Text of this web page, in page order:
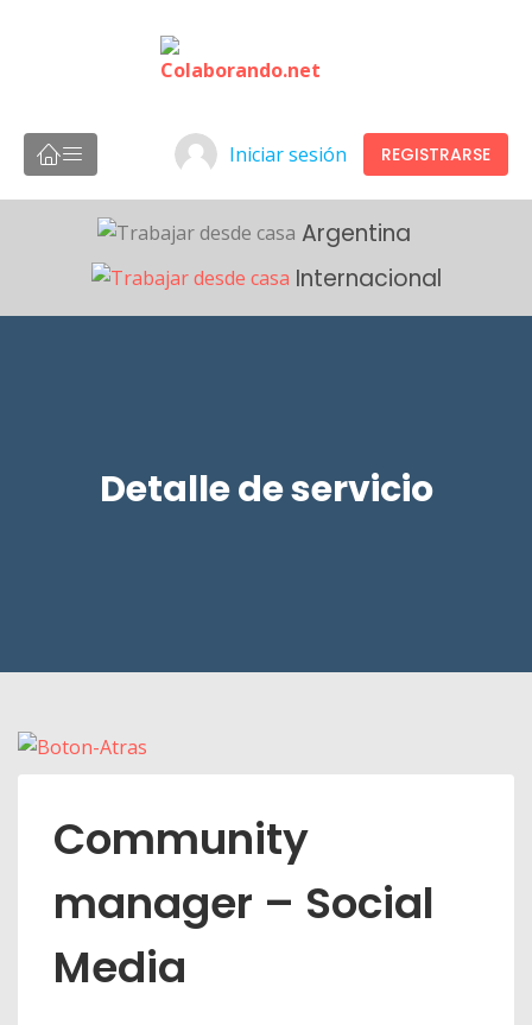
Iniciar sesión REGISTRARSE
Argentina
Internacional
Detalle de servicio
Community
manager – Social
Media